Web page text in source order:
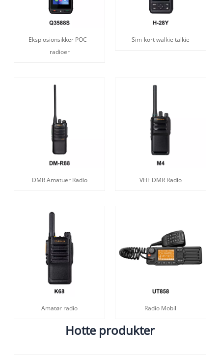
Eksplosionsikker POC -
radioer
Sim-kort walkie talkie
DMR Amatuer Radio VHF DMR Radio
Amatør radio Radio Mobil
Hotte produkter